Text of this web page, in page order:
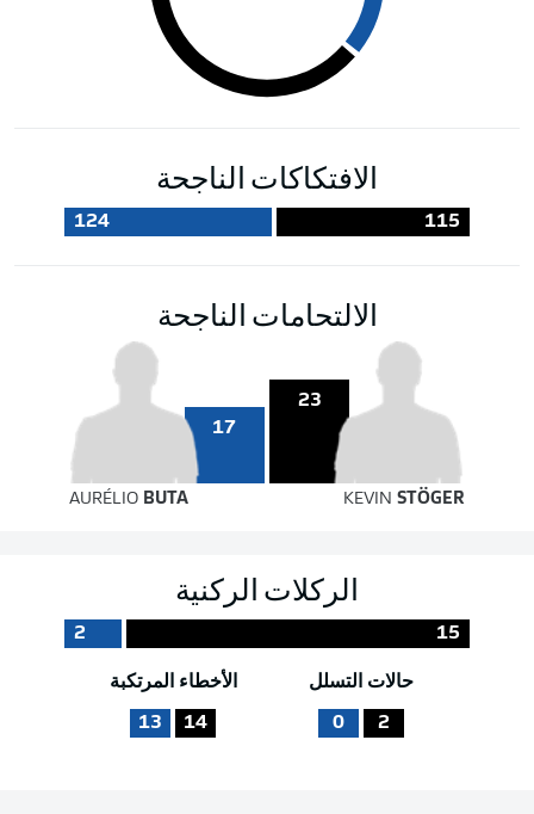
الافتكاكات الناجحة
115
124
الالتحامات الناجحة
23
17
AURÉLIO BUTA KEVINSTÖGER
الركلات الركنية
15
2
حالات التسلل
2
0
الأخطاء المرتكبة
14
13